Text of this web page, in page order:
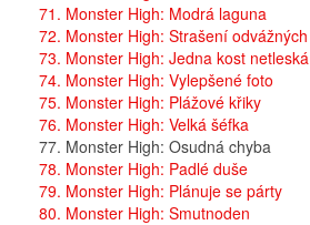
71. Monster High: Modrá laguna
72. Monster High: Strašení odvážných
73. Monster High: Jedna kost netleská
74. Monster High: Vylepšené foto
75. Monster High: Plážové křiky
76. Monster High: Velká šéfka
77. Monster High: Osudná chyba
78. Monster High: Padlé duše
79. Monster High: Plánuje se párty
80. Monster High: Smutnoden